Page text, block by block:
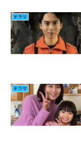
ドラマ
ドラマ